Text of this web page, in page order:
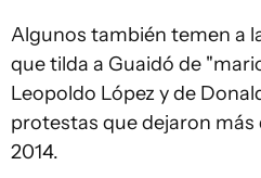
Algunos también temen a
que tilda a Guaidó de
Leopoldo López y de
protestas que dejaron
2014.